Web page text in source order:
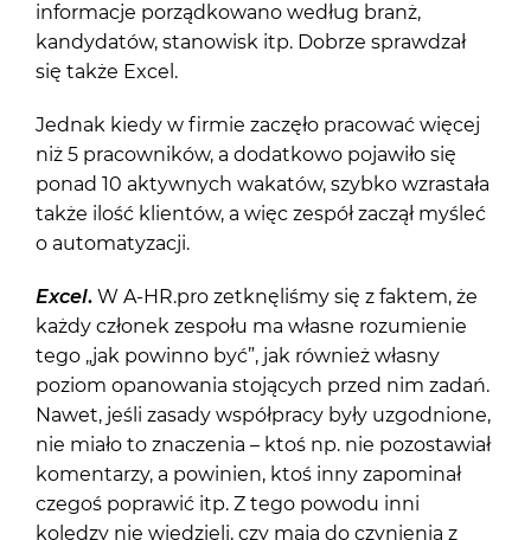
informacje porządkowano według branż,
kandydatów, stanowisk itp. Dobrze sprawdzał
się także Excel.
Jednak kiedy w firmie zaczęło pracować więcej
niż 5 pracowników, a dodatkowo pojawiło się
ponad 10 aktywnych wakatów, szybko wzrastała
także ilość klientów, a więc zespół zaczął myśleć
o automatyzacji.
Excel. W A-HR.pro zetknęliśmy się z faktem, że
każdy członek zespołu ma własne rozumienie
tego „jak powinno być”, jak również własny
poziom opanowania stojących przed nim zadań.
Nawet, jeśli zasady współpracy były uzgodnione,
nie miało to znaczenia – ktoś np. nie pozostawiał
komentarzy, a powinien, ktoś inny zapominał
czegoś poprawić itp. Z tego powodu inni
koledzy nie wiedzieli, czy mają do czynienia z